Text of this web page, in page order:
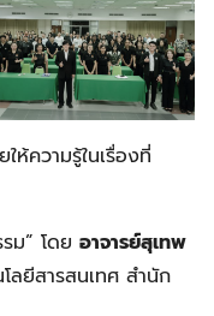
ห้ความรู้ในเรื่องที่
ม” โดย อาจารย์สุเทพ
ลยีสารสนเทศ สำนัก